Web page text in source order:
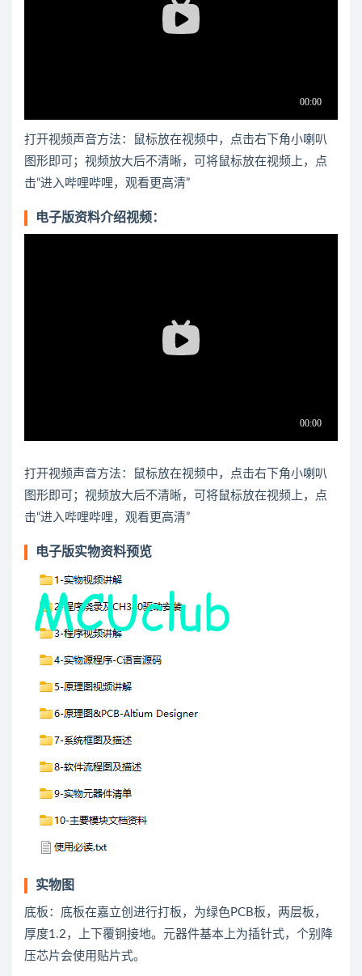
打开视频声音方法：鼠标放在视频中，点击右下角小喇叭
图形即可；视频放大后不清晰，可将鼠标放在视频上，点
击“进入哔哩哔哩，观看更高清”
电子版资料介绍视频：
打开视频声音方法：鼠标放在视频中，点击右下角小喇叭
图形即可；视频放大后不清晰，可将鼠标放在视频上，点
击“进入哔哩哔哩，观看更高清”
电子版实物资料预览
实物图
底板：底板在嘉立创进行打板，为绿色PCB板，两层板，
厚度1.2，上下覆铜接地。元器件基本上为插针式，个别降
压芯片会使用贴片式。